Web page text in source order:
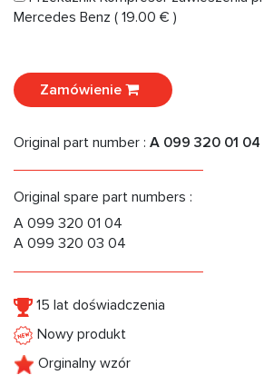
Mercedes Benz ( 19.00 € )
Zamówienie
Original part number : A 099 320 01 04
Original spare part numbers :
A 099 320 01 04
A 099 320 03 04
15 lat doświadczenia
Nowy produkt
Orginalny wzór